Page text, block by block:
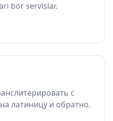
bor servislar.
с
латиницу и обратно.